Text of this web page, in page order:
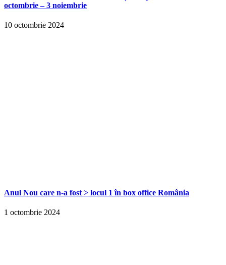
octombrie – 3 noiembrie
10 octombrie 2024
Anul Nou care n-a fost > locul 1 în box office România
1 octombrie 2024